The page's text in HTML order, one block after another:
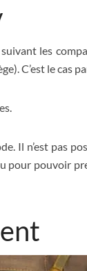
les
C’est le cas
Il n’est pas
pouvoir